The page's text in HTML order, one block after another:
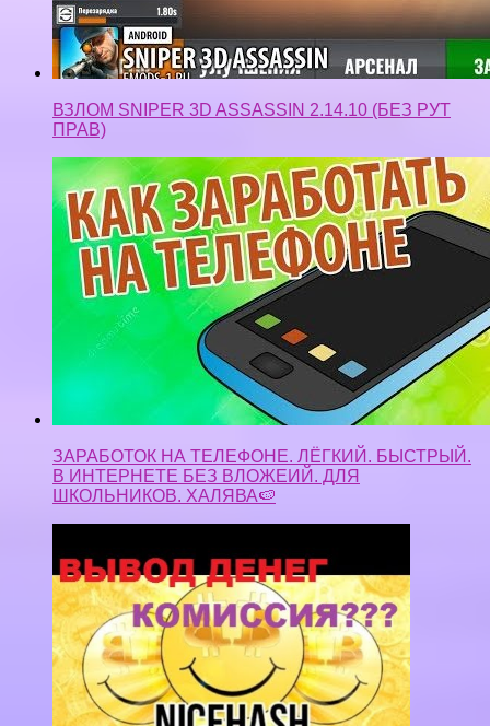
ВЗЛОМ SNIPER 3D ASSASSIN 2.14.10 (БЕЗ РУТ
ПРАВ)
ЗАРАБОТОК НА ТЕЛЕФОНЕ. ЛЁГКИЙ. БЫСТРЫЙ.
В ИНТЕРНЕТЕ БЕЗ ВЛОЖЕИЙ. ДЛЯ
ШКОЛЬНИКОВ. ХАЛЯВА🍉